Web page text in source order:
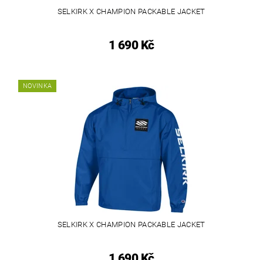
SELKIRK X CHAMPION PACKABLE JACKET
1 690 Kč
NOVINKA
SELKIRK X CHAMPION PACKABLE JACKET